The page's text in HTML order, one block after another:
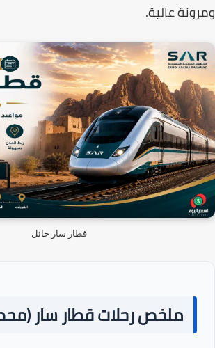
عالية.
قطار سار حائل
ملخص رحلات قطار سار